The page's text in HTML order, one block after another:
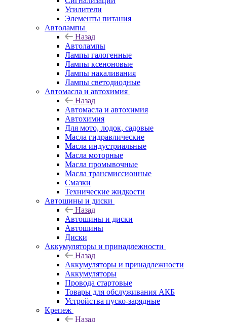
Усилители
Элементы питания
Автолампы
Назад
Автолампы
Лампы галогенные
Лампы ксеноновые
Лампы накаливания
Лампы светодиодные
Автомасла и автохимия
Назад
Автомасла и автохимия
Автохимия
Для мото, лодок, садовые
Масла гидравлические
Масла индустриальные
Масла моторные
Масла промывочные
Масла трансмиссионные
Смазки
Технические жидкости
Автошины и диски
Назад
Автошины и диски
Автошины
Диски
Аккумуляторы и принадлежности
Назад
Аккумуляторы и принадлежности
Аккумуляторы
Провода стартовые
Товары для обслуживания АКБ
Устройства пуско-зарядные
Крепеж
Назад